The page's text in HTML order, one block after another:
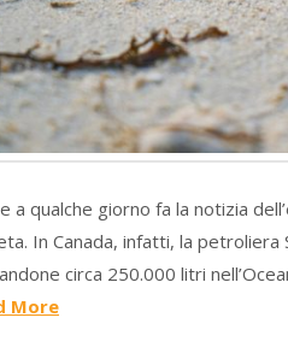
a qualche giorno fa la notizia
In Canada, infatti, la
circa 250.000 litri
More